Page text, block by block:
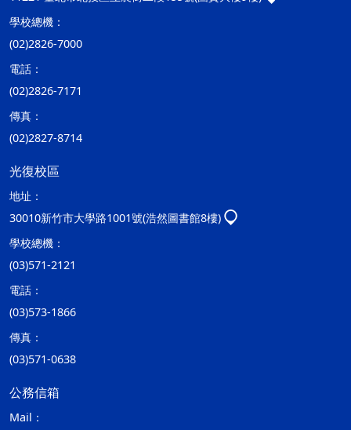
學校總機：
(02)2826-7000
電話：
(02)2826-7171
傳真：
(02)2827-8714
光復校區
地址：
30010新竹市大學路1001號(浩然圖書館8樓)
學校總機：
(03)571-2121
電話：
(03)573-1866
傳真：
(03)571-0638
公務信箱
Mail：